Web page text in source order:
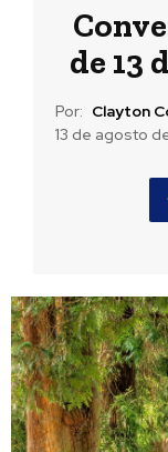
de 13
Por: Clayton
13 de agosto